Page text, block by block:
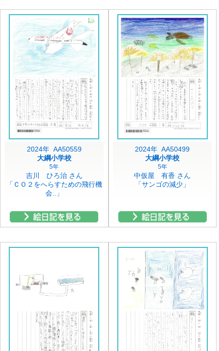
2024年 AA50559
大綱小学校
5年
吉川 ひろ治 さん
「ＣＯ２をへらすための飛行機
会..」
2024年 AA50499
大綱小学校
5年
中仮屋 有香 さん
「サンゴの減少」